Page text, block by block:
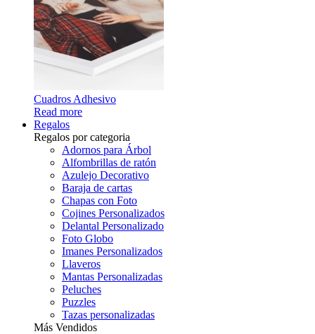
Cuadros Adhesivo
Read more
Regalos
Regalos por categoria
Adornos para Árbol
Alfombrillas de ratón
Azulejo Decorativo
Baraja de cartas
Chapas con Foto
Cojines Personalizados
Delantal Personalizado
Foto Globo
Imanes Personalizados
Llaveros
Mantas Personalizadas
Peluches
Puzzles
Tazas personalizadas
Más Vendidos